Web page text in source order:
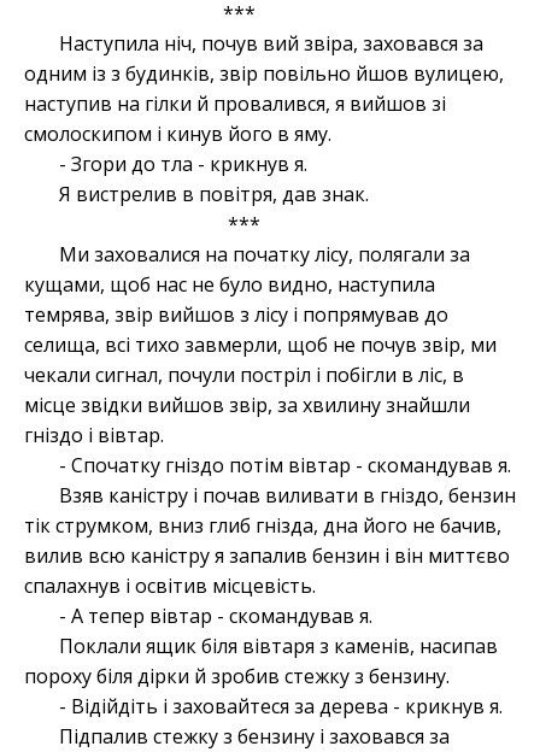
***
Наступила ніч, почув вий звіра, заховався за
одним із з будинків, звір повільно йшов вулицею,
наступив на гілки й провалився, я вийшов зі
смолоскипом і кинув його в яму.
- Згори до тла - крикнув я.
Я вистрелив в повітря, дав знак.
***
Ми заховалися на початку лісу, полягали за
кущами, щоб нас не було видно, наступила
темрява, звір вийшов з лісу і попрямував до
селища, всі тихо завмерли, щоб не почув звір, ми
чекали сигнал, почули постріл і побігли в ліс, в
місце звідки вийшов звір, за хвилину знайшли
гніздо і вівтар.
- Спочатку гніздо потім вівтар - скомандував я.
Взяв каністру і почав виливати в гніздо, бензин
тік струмком, вниз глиб гнізда, дна його не бачив,
вилив всю каністру я запалив бензин і він миттєво
спалахнув і освітив місцевість.
- А тепер вівтар - скомандував я.
Поклали ящик біля вівтаря з каменів, насипав
пороху біля дірки й зробив стежку з бензину.
- Відійдіть і заховайтеся за дерева - крикнув я.
Підпалив стежку з бензину і заховався за